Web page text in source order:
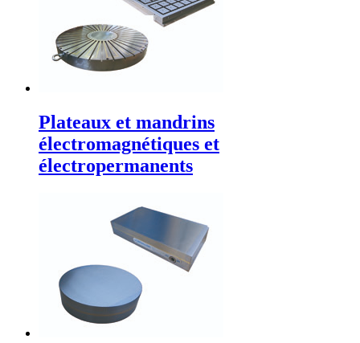
Plateaux et mandrins
électromagnétiques et
électropermanents